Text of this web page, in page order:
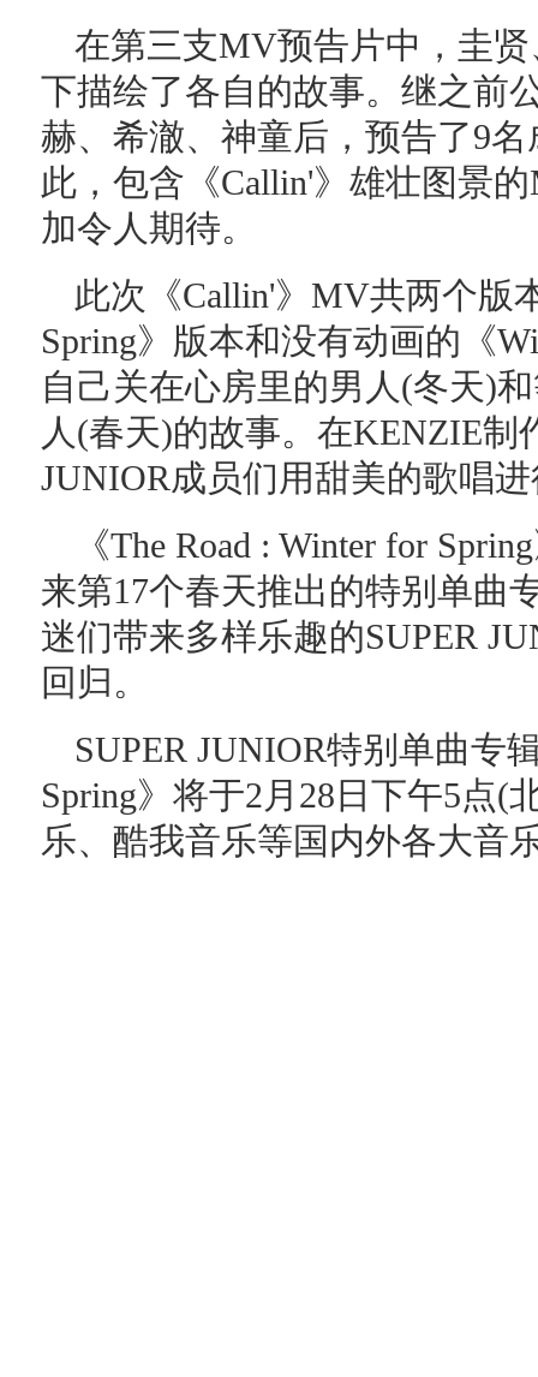
在第三支MV预告片中，圭
下描绘了各自的故事。继之前
赫、希澈、神童后，预告了9
此，包含《Callin'》雄壮图景
加令人期待。
此次《Callin'》MV共两个版
Spring》版本和没有动画的《
自己关在心房里的男人(冬天)
人(春天)的故事。在KENZIE制
JUNIOR成员们用甜美的歌唱
《The Road : Winter for
来第17个春天推出的特别单曲
迷们带来多样乐趣的SUPER
回归。
SUPER JUNIOR特别单曲专
Spring》将于2月28日下午5点(
乐、酷我音乐等国内外各大音